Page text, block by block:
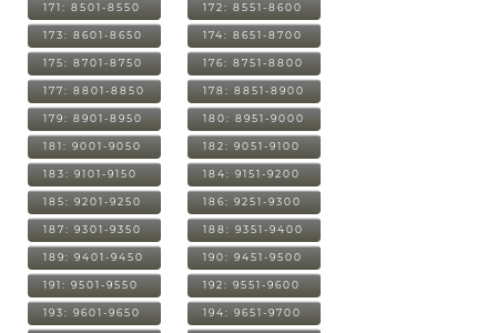
171: 8501-8550 172: 8551-8600
173: 8601-8650 174: 8651-8700
175: 8701-8750 176: 8751-8800
177: 8801-8850 178: 8851-8900
179: 8901-8950 180: 8951-9000
181: 9001-9050 182: 9051-9100
183: 9101-9150 184: 9151-9200
185: 9201-9250 186: 9251-9300
187: 9301-9350 188: 9351-9400
189: 9401-9450 190: 9451-9500
191: 9501-9550 192: 9551-9600
193: 9601-9650 194: 9651-9700